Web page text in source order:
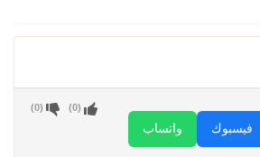
واتساب فيسبوك
(
0
) (
0
)